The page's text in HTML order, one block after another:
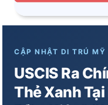
CẬP NHẬT DI TRÚ
USCIS Ra
Thẻ Xanh